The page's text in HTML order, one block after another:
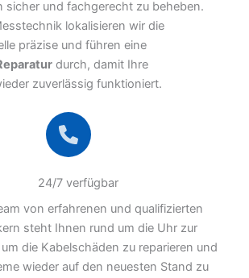
sicher und fachgerecht zu beheben.
lokalisieren wir die
präzise und führen eine
durch, damit Ihre
zuverlässig funktioniert.
24/7 verfügbar
von erfahrenen und qualifizierten
steht Ihnen rund um die Uhr zur
die Kabelschäden zu reparieren und
wieder auf den neuesten Stand zu